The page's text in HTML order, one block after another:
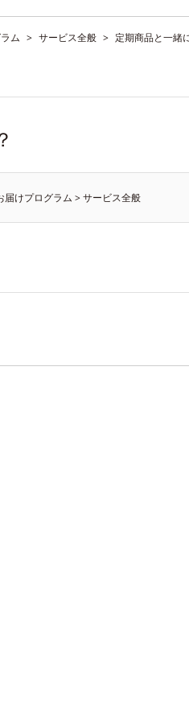
ム > サービス全般 > 定期商品と一緒
届けプログラム >サービス全般